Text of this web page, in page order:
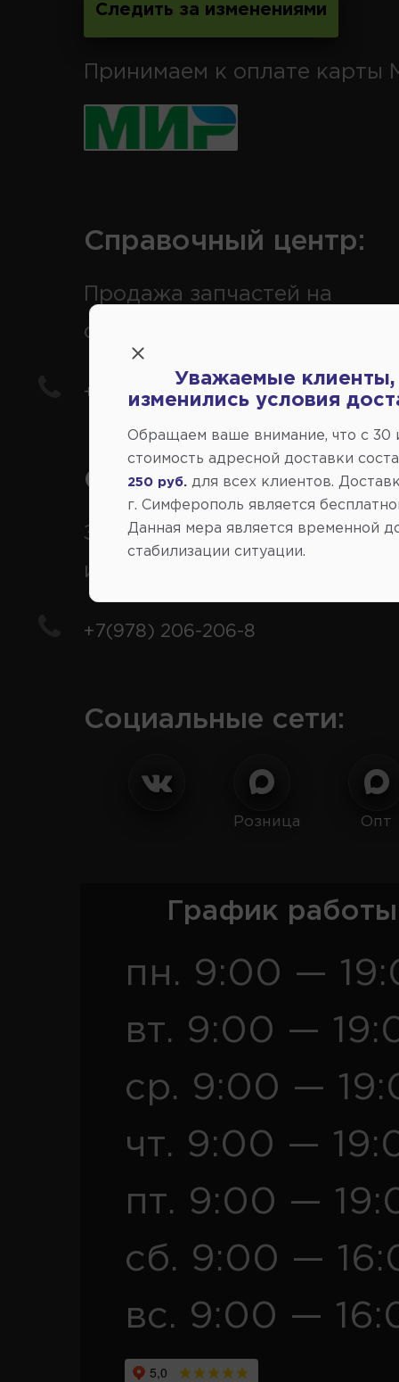
Следить за изменениями
Принимаем к оплате карты
Справочный центр:
Продажа запчастей на
отечественные авто
+7(978) 206-206-5
Справочный центр:
Заказ шин, дисков,
иномарки
+7(978) 206-206-8
Социальные сети:
Розница Опт
График
пн. 9:00 —
вт. 9:00 —
ср. 9:00 —
чт. 9:00 —
пт. 9:00 —
сб. 9:00 —
вс. 9:00 —
Уважаемые клиенты,
изменились условия
Обращаем ваше внимание, что c 30
стоимость адресной доставки
250 руб.
для всех клиентов.
г. Симферополь является
Данная мера является временной
стабилизации ситуации.